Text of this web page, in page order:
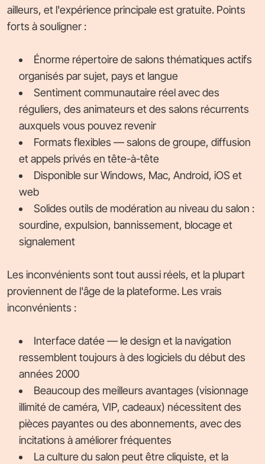
ailleurs, et l'expérience principale est gratuite. Points
forts à souligner :
Énorme répertoire de salons thématiques actifs
organisés par sujet, pays et langue
Sentiment communautaire réel avec des
réguliers, des animateurs et des salons récurrents
auxquels vous pouvez revenir
Formats flexibles — salons de groupe, diffusion
et appels privés en tête-à-tête
Disponible sur Windows, Mac, Android, iOS et
web
Solides outils de modération au niveau du salon :
sourdine, expulsion, bannissement, blocage et
signalement
Les inconvénients sont tout aussi réels, et la plupart
proviennent de l'âge de la plateforme. Les vrais
inconvénients :
Interface datée — le design et la navigation
ressemblent toujours à des logiciels du début des
années 2000
Beaucoup des meilleurs avantages (visionnage
illimité de caméra, VIP, cadeaux) nécessitent des
pièces payantes ou des abonnements, avec des
incitations à améliorer fréquentes
La culture du salon peut être cliquiste, et la